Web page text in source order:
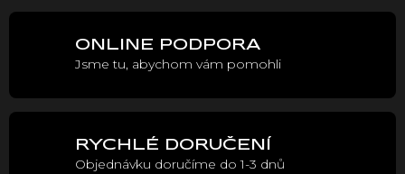
r
v
k
p
ONLINE PODPORA
Jsme tu, abychom vám pomohli
RYCHLÉ DORUČENÍ
Objednávku doručíme do 1-3 dnů